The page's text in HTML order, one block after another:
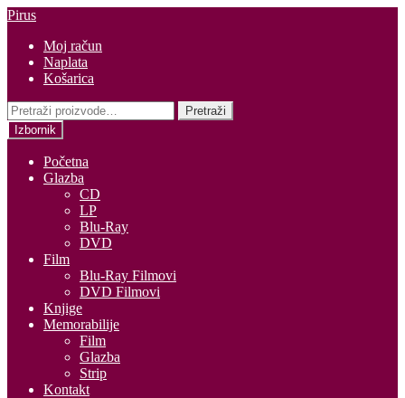
Preskoči
navigaciju
Skoči
sadržaja
Pirus
Moj račun
Naplata
Košarica
Pretraži:
Pretraži
Izbornik
Početna
Glazba
CD
LP
Blu-Ray
DVD
Film
Blu-Ray Filmovi
DVD Filmovi
Knjige
Memorabilije
Film
Glazba
Strip
Kontakt